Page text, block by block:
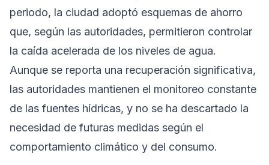
periodo, la ciudad adoptó esquemas de ahorro
que, según las autoridades, permitieron controlar
la caída acelerada de los niveles de agua.
Aunque se reporta una recuperación significativa,
las autoridades mantienen el monitoreo constante
de las fuentes hídricas, y no se ha descartado la
necesidad de futuras medidas según el
comportamiento climático y del consumo.